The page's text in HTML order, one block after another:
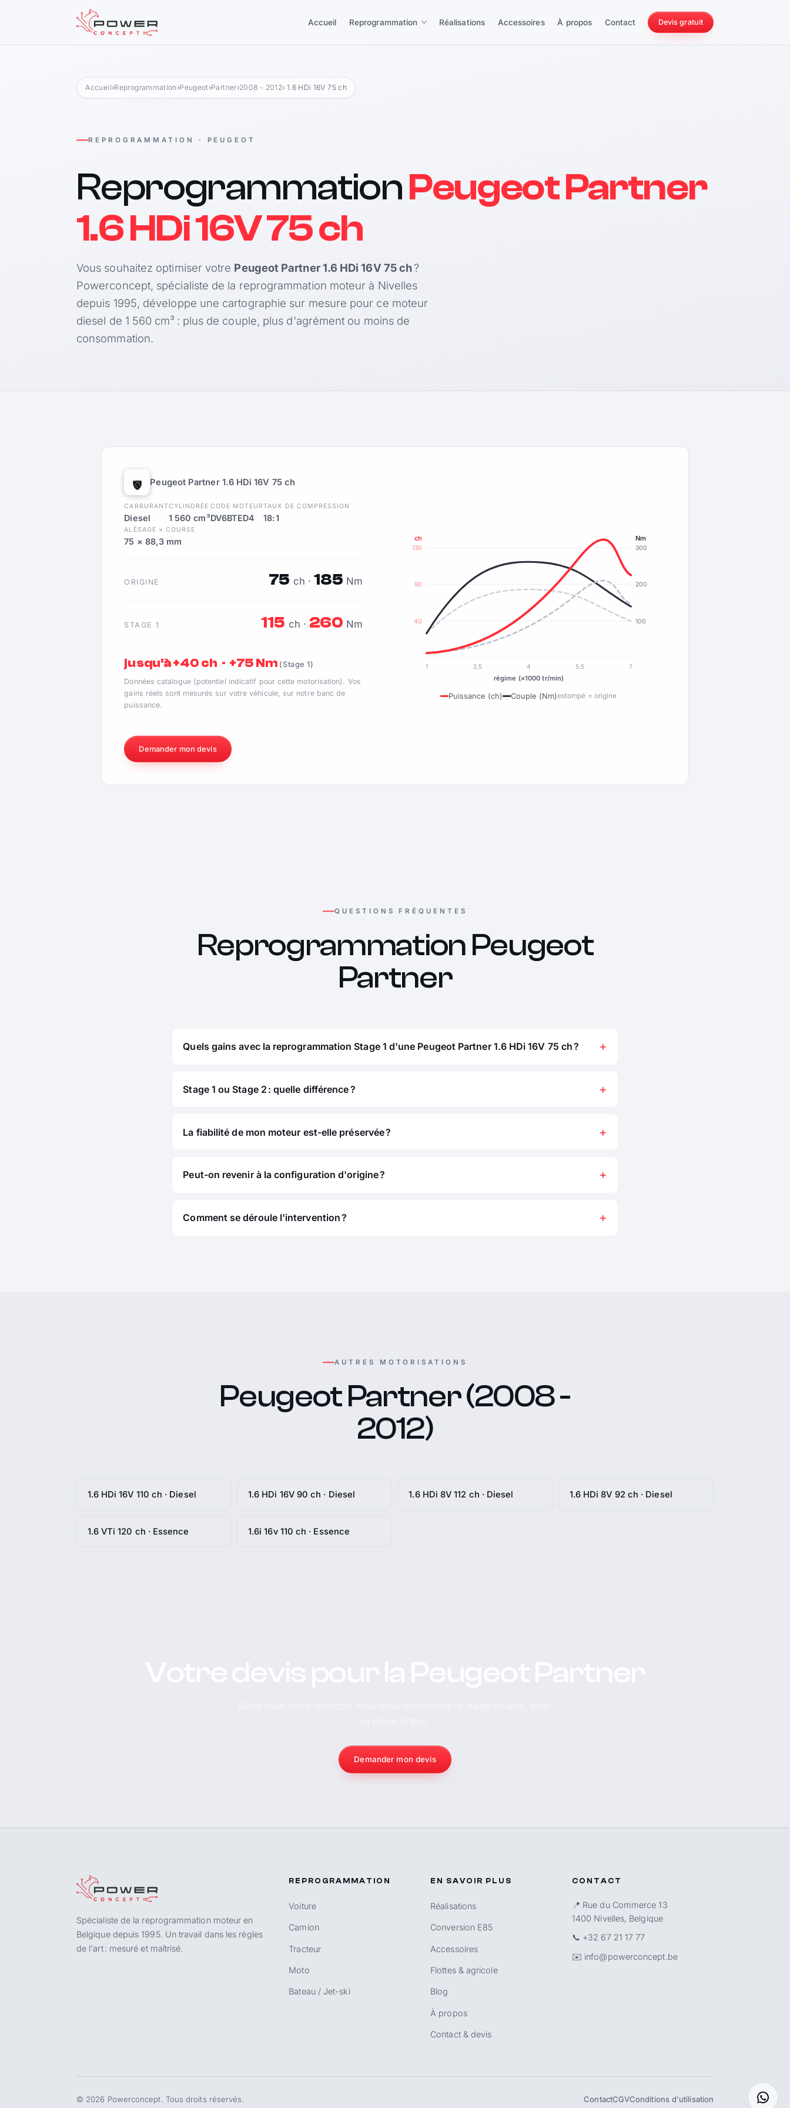
Accueil Reprogrammation Réalisations Accessoires À propos Contact Devis gratuit
228 Nm
Accueil›Reprogrammation ›Peugeot›Partner›2008 - 2012› 1.6 HDi 16V 75 ch
REPROGRAMMATION · PEUGEOT
ReprogrammationPeugeot Partner
1.6 HDi 16V 75 ch
Vous souhaitez optimiser votre Peugeot Partner 1.6 HDi 16V 75 ch?
Powerconcept, spécialiste de la reprogrammation moteur à Nivelles
depuis 1995, développe une cartographie sur mesure pour ce moteur
diesel de 1 560 cm³ : plus de couple, plus d'agrément ou moins de
consommation.
Peugeot Partner 1.6 HDi 16V 75 ch
CARBURANT
Diesel
CYLINDRÉE
1 560 cm³
CODE MOTEUR
DV6BTED4
TAUX DE COMPRESSION
18:1
ALÉSAGE × COURSE
75 × 88,3 mm
ORIGINE 75 ch · 185 Nm
STAGE 1 115 ch · 260 Nm
jusqu'à +40 ch · +75 Nm (Stage 1)
Données catalogue (potentiel indicatif pour cette motorisation). Vos
gains réels sont mesurés sur votre véhicule, sur notre banc de
puissance.
40
90
130
100
200
300
ch Nm
1 2,5 4 5,5 7
régime (×1000 tr/min)
Puissance (ch) Couple (Nm)estompé = origine
Demander mon devis
QUESTIONS FRÉQUENTES
Reprogrammation Peugeot
Partner
Quels gains avec la reprogrammation Stage 1 d'une Peugeot Partner 1.6 HDi 16V 75 ch ?
Stage 1 ou Stage 2 : quelle différence ?
La fiabilité de mon moteur est-elle préservée ?
Peut-on revenir à la configuration d'origine ?
Comment se déroule l'intervention ?
AUTRES MOTORISATIONS
Peugeot Partner (2008 -
2012)
1.6 HDi 16V 110 ch · Diesel 1.6 HDi 16V 90 ch · Diesel 1.6 HDi 8V 112 ch · Diesel 1.6 HDi 8V 92 ch · Diesel
1.6 VTi 120 ch · Essence 1.6i 16v 110 ch · Essence
Demander mon devis
Spécialiste de la reprogrammation moteur en
Belgique depuis 1995. Un travail dans les règles
de l'art : mesuré et maîtrisé.
REPROGRAMMATION
Voiture
Camion
Tracteur
Moto
Bateau / Jet-ski
EN SAVOIR PLUS
Réalisations
Conversion E85
Accessoires
Flottes & agricole
Blog
À propos
Contact & devis
CONTACT
📍 Rue du Commerce 13
1400 Nivelles, Belgique
📞 +32 67 21 17 77
✉️ info@powerconcept.be
© 2026 Powerconcept. Tous droits réservés. ContactCGVConditions d'utilisation